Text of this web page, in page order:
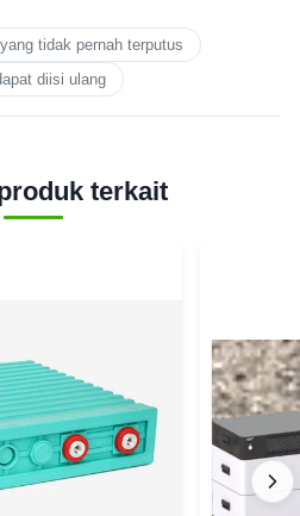
tidak pernah terputus
diisi ulang
terkait